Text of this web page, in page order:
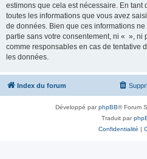
estimons que cela est nécessaire. En tant
toutes les informations que vous avez
de données. Bien que ces informations
partie sans votre consentement, ni « », ni
comme responsables en cas de tentative
les données.
Index du forum
Développé parphpBB® Forum
Traduit par
Confidentialité |